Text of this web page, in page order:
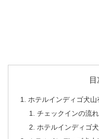
目
ホテルインディゴ犬山
チェックインの流
ホテルインディゴ